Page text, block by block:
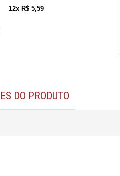
12x R$ 5,59
DO PRODUTO